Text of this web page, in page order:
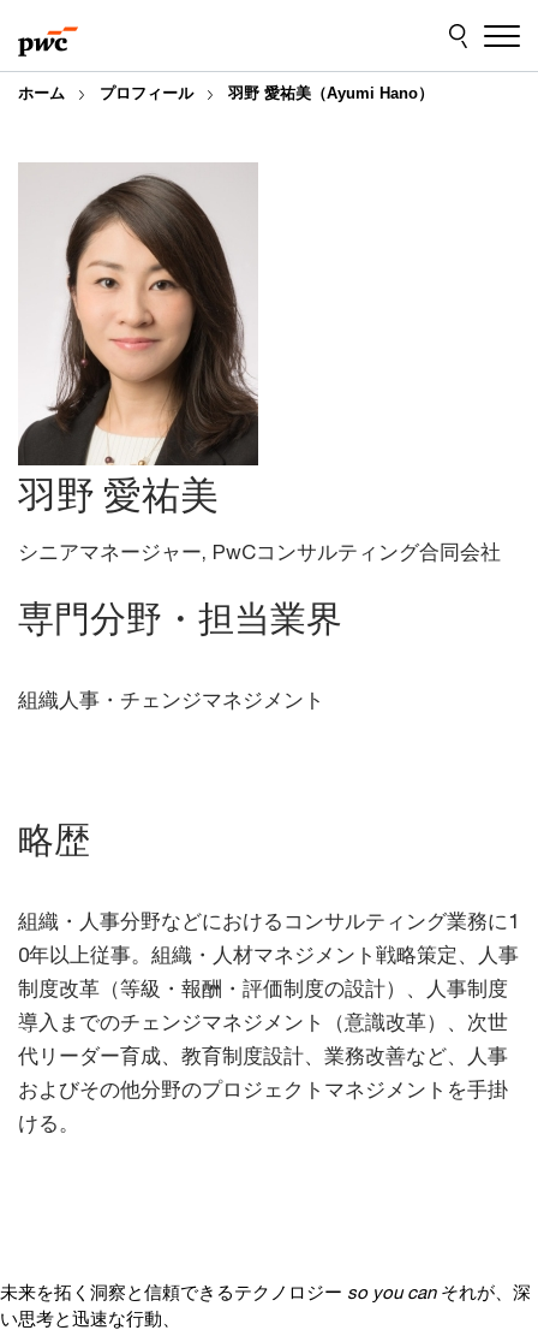
to
content
to
footer
ホーム プロフィール 羽野 愛祐美（Ayumi Hano）
羽野 愛祐美
シニアマネージャー, PwCコンサルティング合同会社
専門分野・担当業界
組織人事・チェンジマネジメント
略歴
組織・人事分野などにおけるコンサルティング業務に1
0年以上従事。組織・人材マネジメント戦略策定、人事
制度改革（等級・報酬・評価制度の設計）、人事制度
導入までのチェンジマネジメント（意識改革）、次世
代リーダー育成、教育制度設計、業務改善など、人事
およびその他分野のプロジェクトマネジメントを手掛
ける。
未来を拓く洞察と信頼できるテクノロジー so you can それが、深
い思考と迅速な行動、